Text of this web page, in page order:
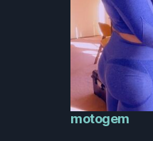
motogem